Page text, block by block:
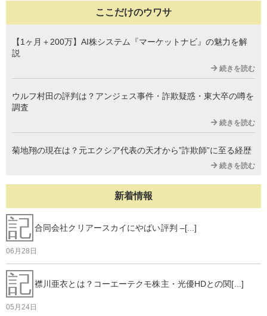
ここだけのウワサ
【1ヶ月＋200万】AI株システム『マーケットナビ』の魅力を解
説
続きを読む
ウルフ村田の評判は？アンジェス事件・詐欺疑惑・東大卒の噂を
調査
続きを読む
菊地翔の現在は？元エクシア代表の天才から”詐欺師”に至る経歴
続きを読む
新着情報
記 合同会社クリアースカイにやばい評判 –[...]
06月28日
記 襟川亜衣とは？コーエーテクモ株主・光優HDとの関[...]
05月24日